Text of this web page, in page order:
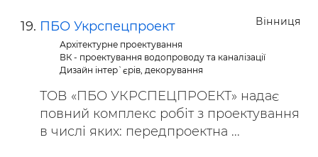
Вінниця
ПБО Укрспецпроект
Архітектурне проектування
ВК - проектування водопроводу та каналізації
Дизайн інтер`єрів, декорування
ТОВ «ПБО УКРСПЕЦПРОЕКТ» надає
повний комплекс робіт з проектування
в числі яких: передпроектна ...